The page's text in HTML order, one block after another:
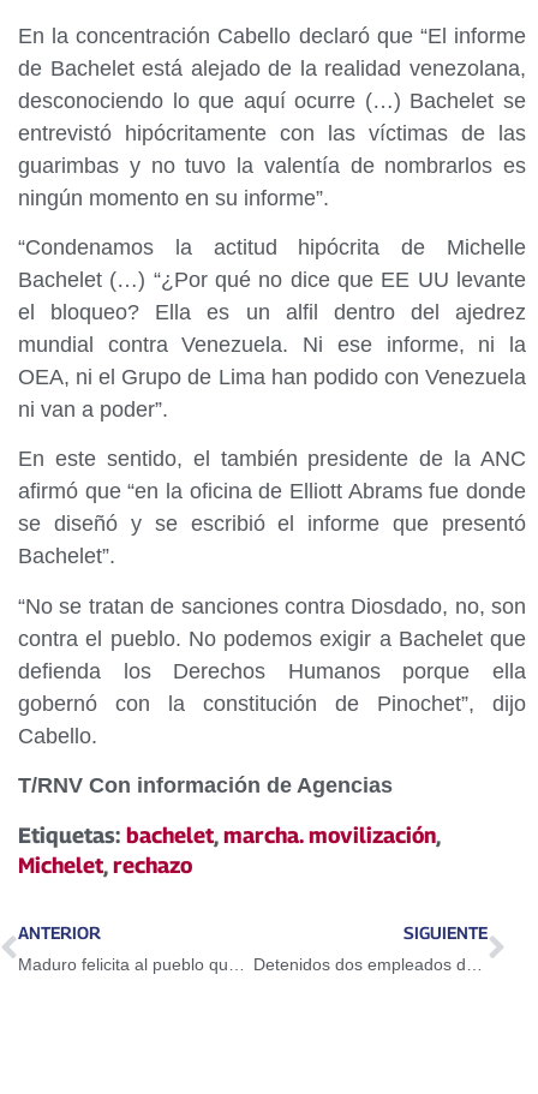
En la concentración Cabello declaró que “El informe
de Bachelet está alejado de la realidad venezolana,
desconociendo lo que aquí ocurre (…) Bachelet se
entrevistó hipócritamente con las víctimas de las
guarimbas y no tuvo la valentía de nombrarlos es
ningún momento en su informe”.
“Condenamos la actitud hipócrita de Michelle
Bachelet (…) “¿Por qué no dice que EE UU levante
el bloqueo? Ella es un alfil dentro del ajedrez
mundial contra Venezuela. Ni ese informe, ni la
OEA, ni el Grupo de Lima han podido con Venezuela
ni van a poder”.
En este sentido, el también presidente de la ANC
afirmó que “en la oficina de Elliott Abrams fue donde
se diseñó y se escribió el informe que presentó
Bachelet”.
“No se tratan de sanciones contra Diosdado, no, son
contra el pueblo. No podemos exigir a Bachelet que
defienda los Derechos Humanos porque ella
gobernó con la constitución de Pinochet”, dijo
Cabello.
T/RNV Con información de Agencias
Etiquetas: bachelet,marcha. movilización,
Michelet,rechazo
ANTERIOR SIGUIENTE